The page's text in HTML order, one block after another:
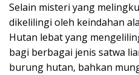
Selain misteri yang
dikelilingi oleh keindahan
Hutan lebat yang
bagi berbagai jenis satwa
burung hutan, bahkan